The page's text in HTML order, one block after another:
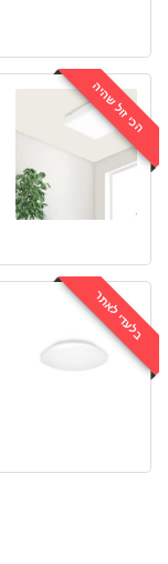
הכי זול שהיה
בלעדי לאתר